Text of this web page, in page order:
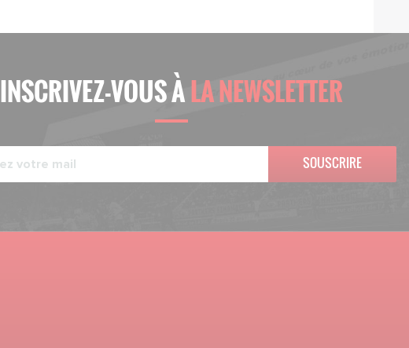
INSCRIVEZ-VOUS ÀLA NEWSLETTER
SOUSCRIRE